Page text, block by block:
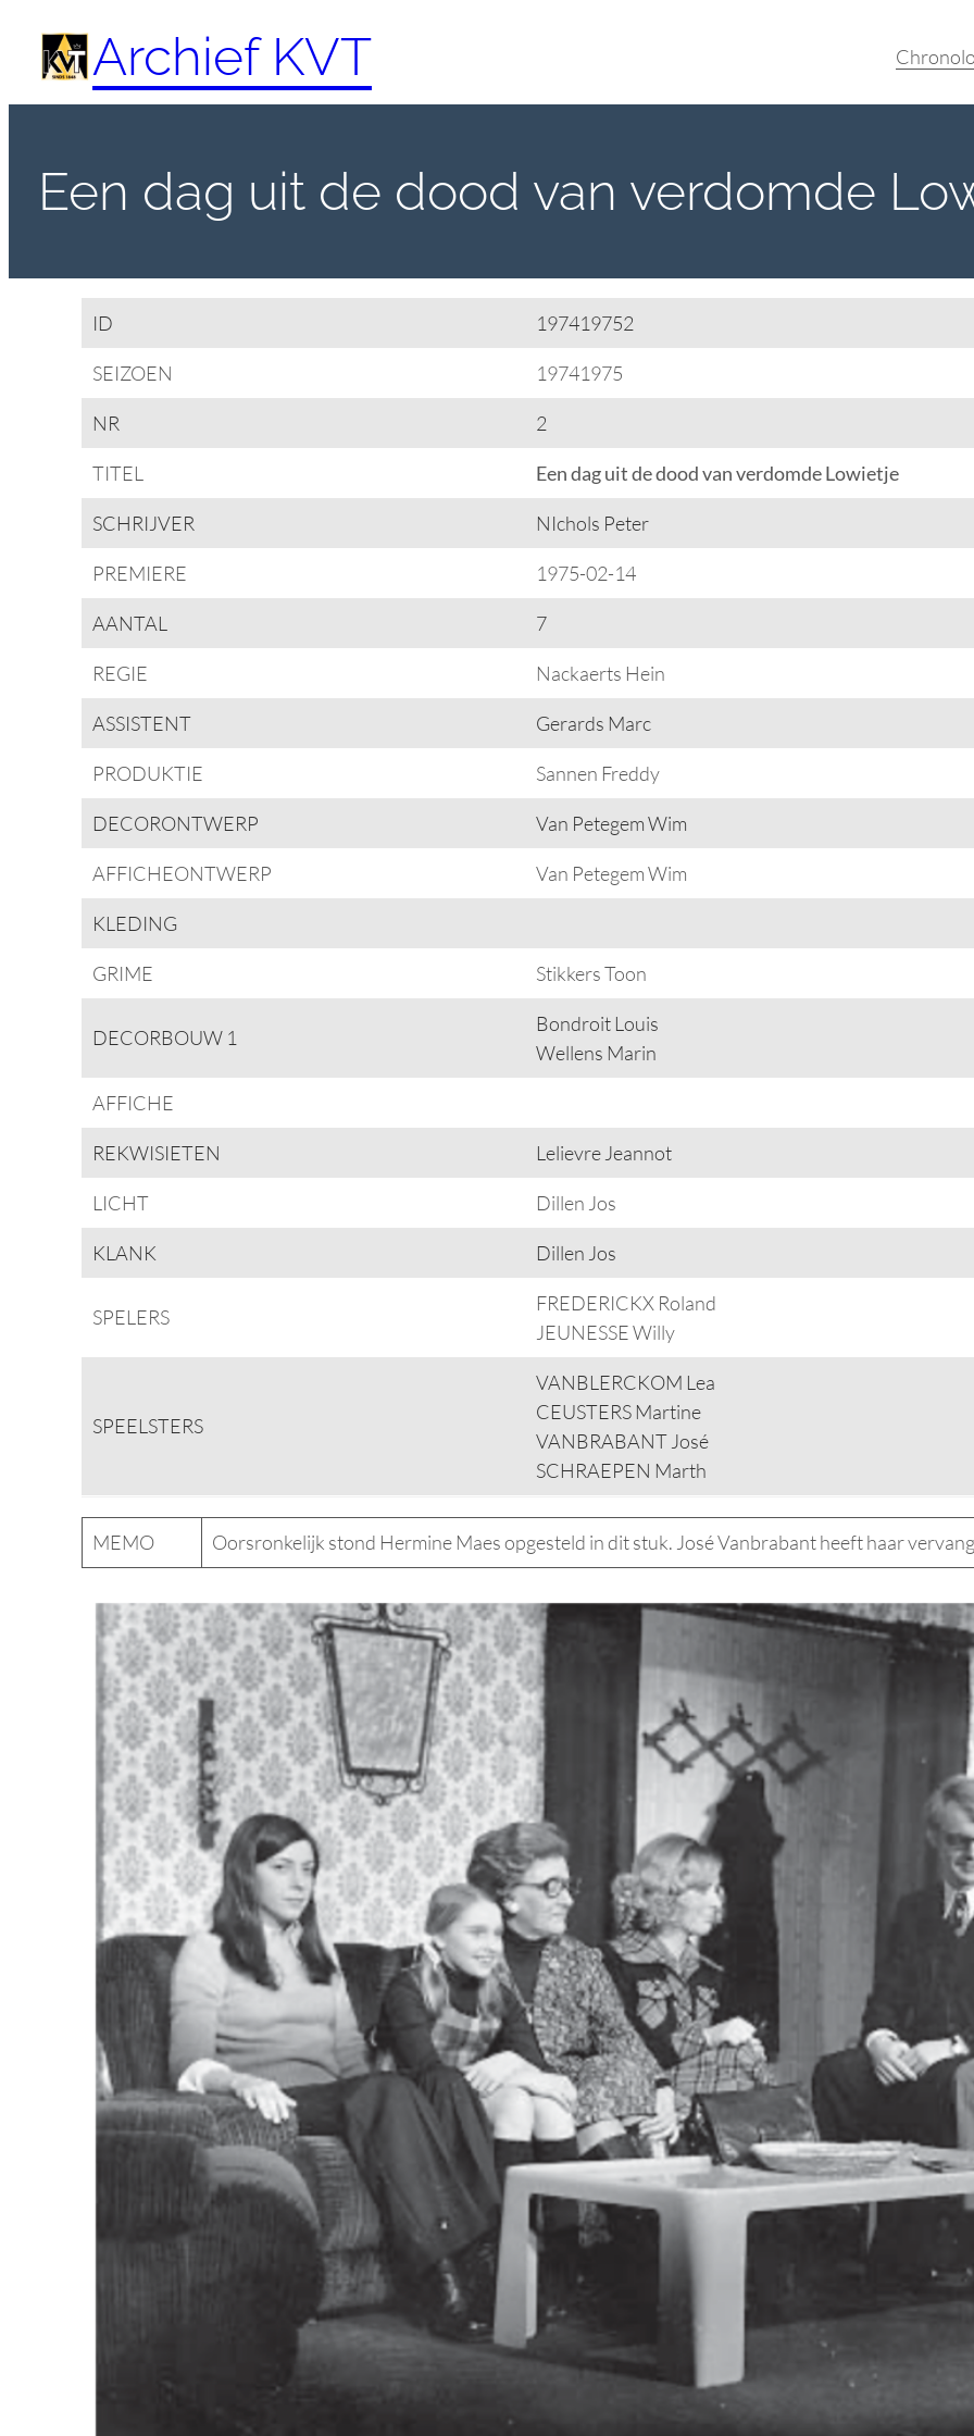
naar
inhoud
Archief KVT
Een dag uit de dood van verdomde
ID 197419752
SEIZOEN 19741975
NR 2
TITEL Een dag uit de dood van verdomde Lowietje
SCHRIJVER NIchols Peter
PREMIERE 1975-02-14
AANTAL 7
REGIE Nackaerts Hein
ASSISTENT Gerards Marc
PRODUKTIE Sannen Freddy
DECORONTWERP Van Petegem Wim
AFFICHEONTWERP Van Petegem Wim
KLEDING
GRIME Stikkers Toon
DECORBOUW 1
Bondroit Louis
Wellens Marin
AFFICHE
REKWISIETEN Lelievre Jeannot
LICHT Dillen Jos
KLANK Dillen Jos
SPELERS
FREDERICKX Roland
JEUNESSE Willy
SPEELSTERS
VANBLERCKOM Lea
CEUSTERS Martine
VANBRABANT José
SCHRAEPEN Marth
MEMO Oorsronkelijk stond Hermine Maes opgesteld in dit stuk. José Vanbrabant heeft haar